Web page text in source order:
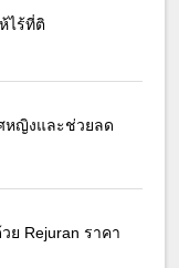
ไร้ที่ติ
หญิงและช่วยลด
ย Rejuran ราคา